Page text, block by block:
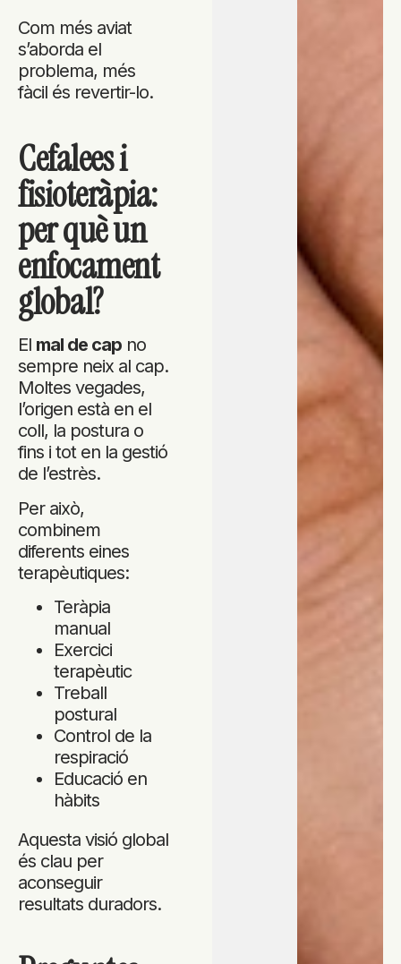
Com més aviat
s’aborda el
problema, més
fàcil és revertir-lo.
Cefalees i
fisioteràpia:
per què un
enfocament
global?
El mal de cap no
sempre neix al cap.
Moltes vegades,
l’origen està en el
coll, la postura o
fins i tot en la gestió
de l’estrès.
Per això,
combinem
diferents eines
terapèutiques:
Teràpia
manual
Exercici
terapèutic
Treball
postural
Control de la
respiració
Educació en
hàbits
Aquesta visió global
és clau per
aconseguir
resultats duradors.